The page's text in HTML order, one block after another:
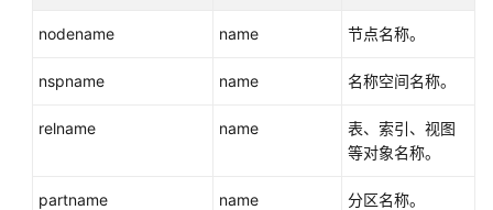
nodename name 节点名称。
nspname name 名称空间名称。
relname name
表、索引、视图
等对象名称。
partname name 分区名称。